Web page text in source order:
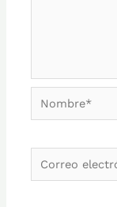
Nombre*
Correo
electrónico*